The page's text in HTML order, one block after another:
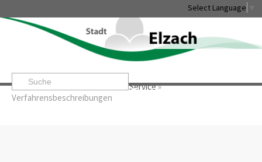
Select Language
Startseite» »Service»
Verfahrensbeschreibungen
Leben & Erleben Rathaus & Service